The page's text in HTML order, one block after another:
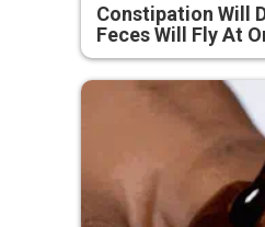
Constipation Will
Feces Will Fly At